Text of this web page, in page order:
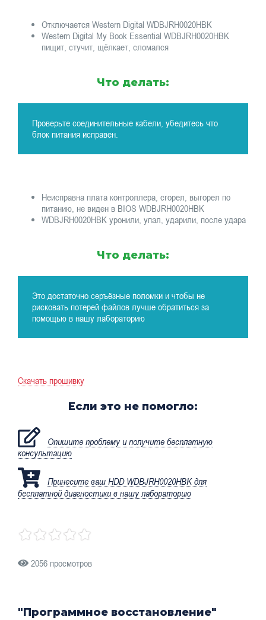
Отключается Western Digital WDBJRH0020HBK
Western Digital My Book Essential WDBJRH0020HBK
пищит, стучит, щёлкает, сломался
Что делать:
Проверьте соединительные кабели, убедитесь что
блок питания исправен.
Неисправна плата контроллера, сгорел, выгорел по
питанию, не виден в BIOS WDBJRH0020HBK
WDBJRH0020HBK уронили, упал, ударили, после удара
Что делать:
Это достаточно серъёзные поломки и чтобы не
рисковать потерей файлов лучше обратиться за
помощью в нашу лабораторию
Скачать прошивку
Если это не помогло:
Опишите проблему и получите бесплатную
консультацию
Принесите ваш HDD WDBJRH0020HBK для
бесплатной диагностики в нашу лабораторию
2056 просмотров
"Программное восстановление"